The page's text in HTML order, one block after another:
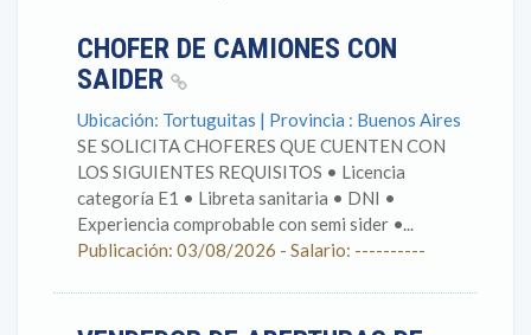
CHOFER DE CAMIONES CON
SAIDER
Ubicación: Tortuguitas | Provincia : Buenos Aires
SE SOLICITA CHOFERES QUE CUENTEN CON
LOS SIGUIENTES REQUISITOS • Licencia
categoría E1 • Libreta sanitaria • DNI •
Experiencia comprobable con semi sider •...
Publicación: 03/08/2026 - Salario: ----------